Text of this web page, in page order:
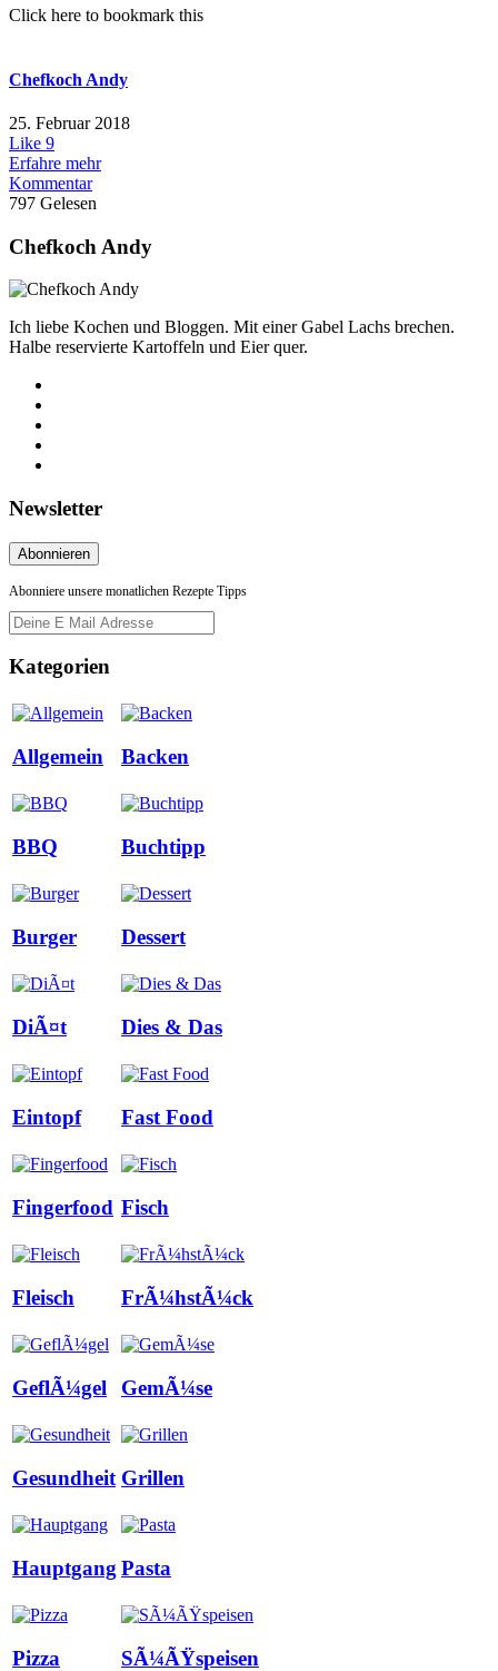
Click here to bookmark this
Chefkoch Andy
25. Februar 2018
Like 9
Erfahre mehr
Kommentar
797 Gelesen
Chefkoch Andy
Ich liebe Kochen und Bloggen. Mit einer Gabel Lachs brechen.
Halbe reservierte Kartoffeln und Eier quer.
Newsletter
Abonniere unsere monatlichen Rezepte Tipps
Kategorien
Allgemein Backen
BBQ Buchtipp
Burger Dessert
DiÃ¤t Dies & Das
Eintopf Fast Food
Fingerfood Fisch
Fleisch FrÃ¼hstÃ¼ck
GeflÃ¼gel GemÃ¼se
Gesundheit Grillen
Hauptgang Pasta
Pizza SÃ¼ÃŸspeisen